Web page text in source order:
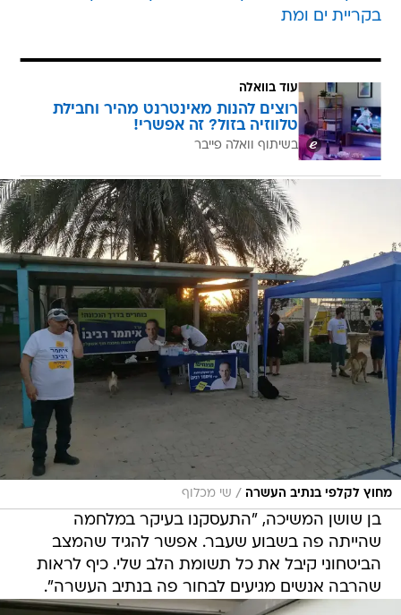
בקריית ים ומת
עוד בוואלה
רוצים להנות מאינטרנט מהיר וחבילת
טלווזיה בזול? זה אפשרי!
בשיתוף וואלה פייבר
מחוץ לקלפי בנתיב העשרה / שי מכלוף
בן שושן המשיכה, "התעסקנו בעיקר במלחמה
שהייתה פה בשבוע שעבר. אפשר להגיד שהמצב
הביטחוני קיבל את כל תשומת הלב שלי. כיף לראות
שהרבה אנשים מגיעים לבחור פה בנתיב העשרה".